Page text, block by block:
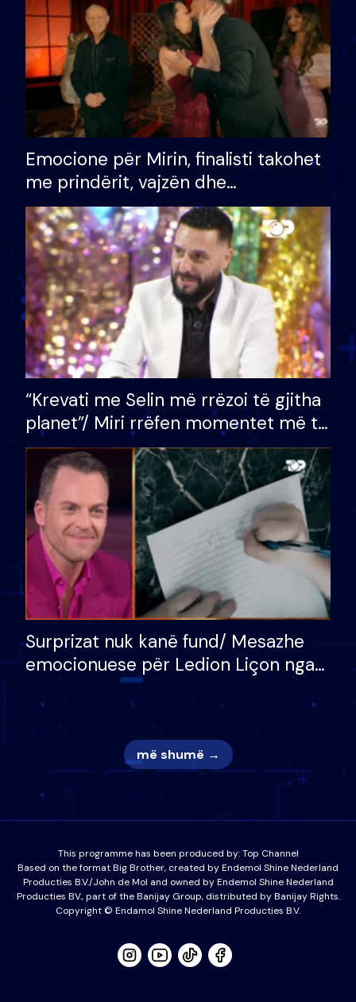
Emocione për Mirin, finalisti takohet
me prindërit, vajzën dhe
bashkëshorten: S’kemi ndonjë letër
divorci apo jo?
“Krevati me Selin më rrëzoi të gjitha
planet”/ Miri rrëfen momentet më të
bukura në shtëpinë e BB VIP: Do më
mungojë zilja e mëngjesit kur…
Surprizat nuk kanë fund/ Mesazhe
emocionuese për Ledion Liçon nga
nëna dhe fëmijët e tij, moderatori
nuk i mban dot lotët: Nuk meritoj…
më shumë →
This programme has been produced by:Top Channel
Based on the format Big Brother, created by Endemol Shine Nederland
Producties B.V./John de Mol and owned by Endemol Shine Nederland
Producties BV., part of the Banijay Group, distributed by Banijay Rights.
Copyright © Endamol Shine Nederland Producties B.V.